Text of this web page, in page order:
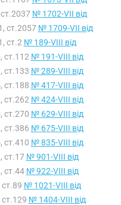
№ 1702-VII від
ст.2057 № 1709-VII від
ст.2 № 189-VIII від
ст.112 № 191-VIII від
ст.133 № 289-VIII від
ст.188 № 417-VIII від
ст.262 № 424-VIII від
ст.270 № 629-VIII від
ст.386 № 675-VIII від
ст.410 № 835-VIII від
ст.17 № 901-VIII від
ст.44 № 922-VIII від
№ 1021-VIII від
№ 1404-VIII від